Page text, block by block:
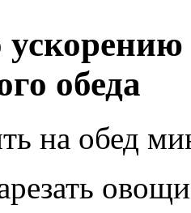
обеда
на обед